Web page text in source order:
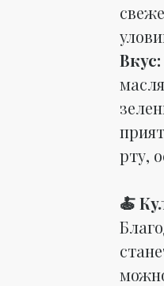
Вкус:
рту,
🍝